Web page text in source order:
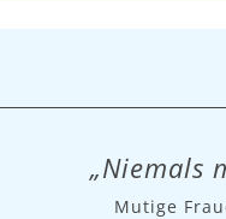
„Niemals
Mutige